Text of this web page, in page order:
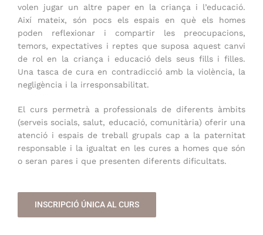
volen jugar un altre paper en la criança i l’educació.
Així mateix, són pocs els espais en què els homes
poden reflexionar i compartir les preocupacions,
temors, expectatives i reptes que suposa aquest canvi
de rol en la criança i educació dels seus fills i filles.
Una tasca de cura en contradicció amb la violència, la
negligència i la irresponsabilitat.
El curs permetrà a professionals de diferents àmbits
(serveis socials, salut, educació, comunitària) oferir una
atenció i espais de treball grupals cap a la paternitat
responsable i la igualtat en les cures a homes que són
o seran pares i que presenten diferents dificultats.
INSCRIPCIÓ ÚNICA AL CURS